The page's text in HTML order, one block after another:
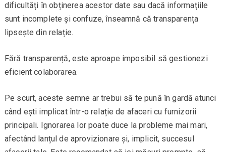
dificultăți în obținerea acestor date sau dacă informațiile
sunt incomplete și confuze, înseamnă că transparența
lipsește din relație.
Fără transparență, este aproape imposibil să gestionezi
eficient colaborarea.
Pe scurt, aceste semne ar trebui să te pună în gardă atunci
când ești implicat într-o relație de afaceri cu furnizorii
principali. Ignorarea lor poate duce la probleme mai mari,
afectând lanțul de aprovizionare și, implicit, succesul